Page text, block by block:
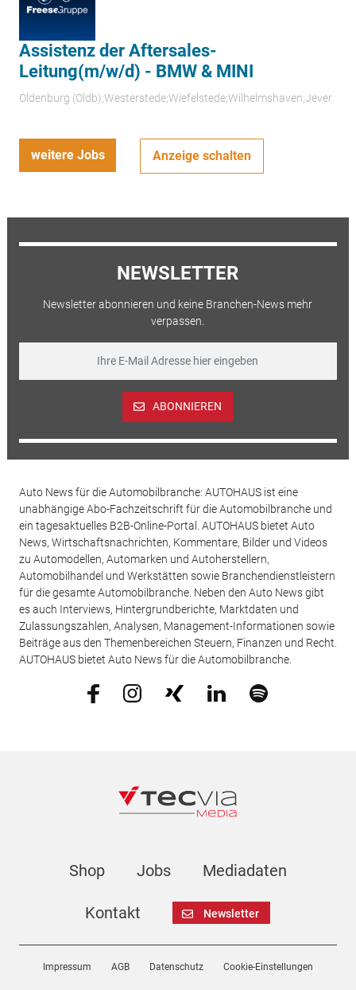
Assistenz der Aftersales-
Leitung(m/w/d) - BMW & MINI
Oldenburg (Oldb);Westerstede;Wiefelstede;Wilhelmshaven;Jever
weitere Jobs Anzeige schalten
NEWSLETTER
Newsletter abonnieren und keine Branchen-News mehr
verpassen.
ABONNIEREN
Auto News für die Automobilbranche: AUTOHAUS ist eine
unabhängige Abo-Fachzeitschrift für die Automobilbranche und
ein tagesaktuelles B2B-Online-Portal. AUTOHAUS bietet Auto
News, Wirtschaftsnachrichten, Kommentare, Bilder und Videos
zu Automodellen, Automarken und Autoherstellern,
Automobilhandel und Werkstätten sowie Branchendienstleistern
für die gesamte Automobilbranche. Neben den Auto News gibt
es auch Interviews, Hintergrundberichte, Marktdaten und
Zulassungszahlen, Analysen, Management-Informationen sowie
Beiträge aus den Themenbereichen Steuern, Finanzen und Recht.
AUTOHAUS bietet Auto News für die Automobilbranche.
Shop Jobs Mediadaten
Kontakt Newsletter
Impressum AGB Datenschutz Cookie-Einstellungen